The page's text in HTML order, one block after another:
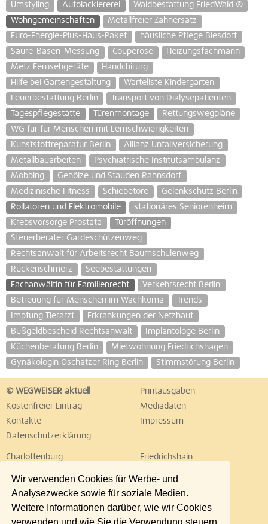
Wir verwenden Cookies für Werbe- und
Analysezwecke sowie für soziale Medien.
Weitere Informationen darüber, wie wir Cookies
verwenden und wie Sie die Verwendung steuern
Umstyling
Autolackiererei
Waldbestattung FriedWald ®
Wohngemeinschaften
Metallfreier Zahnersatz
Euro-Energie-Plus-Haus-Paket
häusliche Pflege Biesdorf
Säure-Basen-Messung
Couperose
Heizungsfachmann
Metz Fernsehgeräte
Handchirurg
Hilfe bei Gartengestaltung
Warteliste Kindergarten
Feuerbestattung Berlin
Transport von Dialysepatienten
Tagespflegestätte
Türenmontage
Rettungswegpläne
WG für für Menschen mit Lernschwierigkeiten
Kunststoffreparatur Berlin
Allianz Unfallversicherung
Metallbauarbeiten
Psychiatrische Institutsambulanz
Mobbing
Gehölze und Stauden Rahnsdorf
Medizinische Fitness
Schiebetore
Gelenkschutz Berlin
Rollatoren und Elektromobile
stationäres Seniorenheim
Krebsvorsorge Prostata
Türöffnungen
Steuerberater Gardeschützenweg
Rechtsanwalt für Arbeitsrecht Baumschulenweg
Rückenschmerz
Seebestattungen
Fachanwältin für Familienrecht
Verkehrsrecht Berlin
Betreuung für Menschen im Wachkoma
Trends
Impfung Tierarzt
Erkrankungen der Netzhaut
Bußgeldbescheid Rechtsanwalt
Implantologe Berlin
Küchenberatung Berlin
Mietwohnung Friedrichshagen
Gynäkologin Oschatzer Ring Berlin
Stimmstörung Berlin
© WEGWEISER aktuell
Printausgaben
Kostenfreier Eintrag
Mediadaten
Kontakte
Impressum
Datenschutzerklärung
Charlottenburg
Friedrichshain
Lichtenberg
Marzahn
Neukölln